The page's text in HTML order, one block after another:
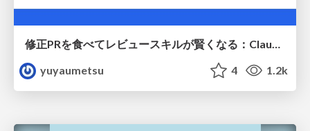
修正PRを食べてレビュースキルが賢くなる：Claude Codeによる自己改善サイクル
yuyaumetsu
4 1.2k